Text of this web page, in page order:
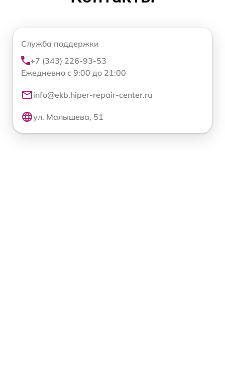
Служба поддержки
+7 (343) 226-93-53
Ежедневно с 9:00 до 21:00
info@ekb.hiper-repair-center.ru
ул. Малышева, 51